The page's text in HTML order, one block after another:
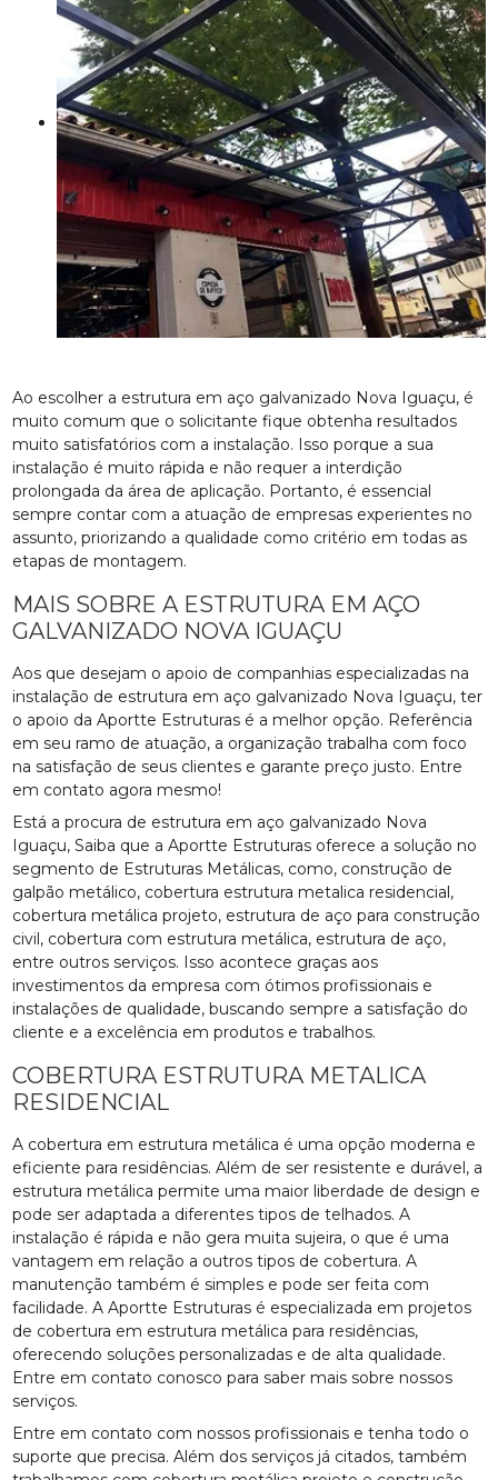
Ao escolher a estrutura em aço galvanizado Nova Iguaçu, é
muito comum que o solicitante fique obtenha resultados
muito satisfatórios com a instalação. Isso porque a sua
instalação é muito rápida e não requer a interdição
prolongada da área de aplicação. Portanto, é essencial
sempre contar com a atuação de empresas experientes no
assunto, priorizando a qualidade como critério em todas as
etapas de montagem.
MAIS SOBRE A ESTRUTURA EM AÇO
GALVANIZADO NOVA IGUAÇU
Aos que desejam o apoio de companhias especializadas na
instalação de estrutura em aço galvanizado Nova Iguaçu, ter
o apoio da Aportte Estruturas é a melhor opção. Referência
em seu ramo de atuação, a organização trabalha com foco
na satisfação de seus clientes e garante preço justo. Entre
em contato agora mesmo!
Está a procura de estrutura em aço galvanizado Nova
Iguaçu, Saiba que a Aportte Estruturas oferece a solução no
segmento de Estruturas Metálicas, como, construção de
galpão metálico, cobertura estrutura metalica residencial,
cobertura metálica projeto, estrutura de aço para construção
civil, cobertura com estrutura metálica, estrutura de aço,
entre outros serviços. Isso acontece graças aos
investimentos da empresa com ótimos profissionais e
instalações de qualidade, buscando sempre a satisfação do
cliente e a excelência em produtos e trabalhos.
COBERTURA ESTRUTURA METALICA
RESIDENCIAL
A cobertura em estrutura metálica é uma opção moderna e
eficiente para residências. Além de ser resistente e durável, a
estrutura metálica permite uma maior liberdade de design e
pode ser adaptada a diferentes tipos de telhados. A
instalação é rápida e não gera muita sujeira, o que é uma
vantagem em relação a outros tipos de cobertura. A
manutenção também é simples e pode ser feita com
facilidade. A Aportte Estruturas é especializada em projetos
de cobertura em estrutura metálica para residências,
oferecendo soluções personalizadas e de alta qualidade.
Entre em contato conosco para saber mais sobre nossos
serviços.
Entre em contato com nossos profissionais e tenha todo o
suporte que precisa. Além dos serviços já citados, também